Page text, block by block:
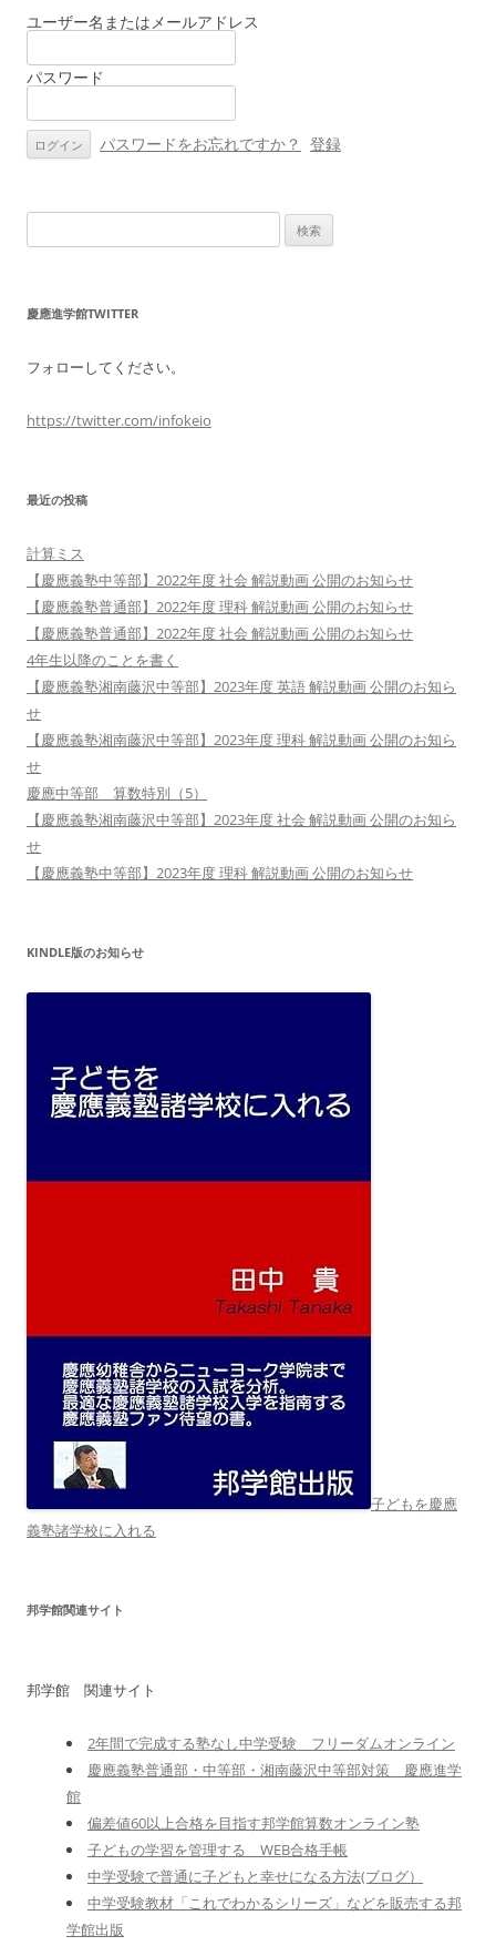
ユーザー名またはメールアドレス
パスワード
パスワードをお忘れですか？ 登録
索:
慶應進学館TWITTER
フォローしてください。
https://twitter.com/infokeio
最近の投稿
計算ミス
【慶應義塾中等部】2022年度 社会 解説動画 公開のお知らせ
【慶應義塾普通部】2022年度 理科 解説動画 公開のお知らせ
【慶應義塾普通部】2022年度 社会 解説動画 公開のお知らせ
4年生以降のことを書く
【慶應義塾湘南藤沢中等部】2023年度 英語 解説動画 公開のお知ら
せ
【慶應義塾湘南藤沢中等部】2023年度 理科 解説動画 公開のお知ら
せ
慶應中等部 算数特別（5）
【慶應義塾湘南藤沢中等部】2023年度 社会 解説動画 公開のお知ら
せ
【慶應義塾中等部】2023年度 理科 解説動画 公開のお知らせ
KINDLE版のお知らせ
子どもを慶應
義塾諸学校に入れる
邦学館関連サイト
邦学館 関連サイト
2年間で完成する塾なし中学受験 フリーダムオンライン
慶應義塾普通部・中等部・湘南藤沢中等部対策 慶應進学
館
偏差値60以上合格を目指す邦学館算数オンライン塾
子どもの学習を管理する WEB合格手帳
中学受験で普通に子どもと幸せになる方法(ブログ）
中学受験教材「これでわかるシリーズ」などを販売する邦
学館出版